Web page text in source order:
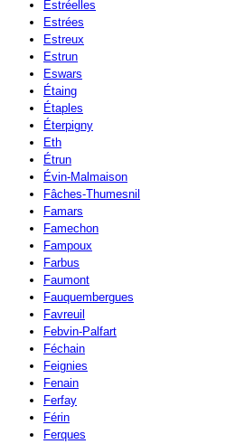
Estréelles
Estrées
Estreux
Estrun
Eswars
Étaing
Étaples
Éterpigny
Eth
Étrun
Évin-Malmaison
Fâches-Thumesnil
Famars
Famechon
Fampoux
Farbus
Faumont
Fauquembergues
Favreuil
Febvin-Palfart
Féchain
Feignies
Fenain
Ferfay
Férin
Ferques